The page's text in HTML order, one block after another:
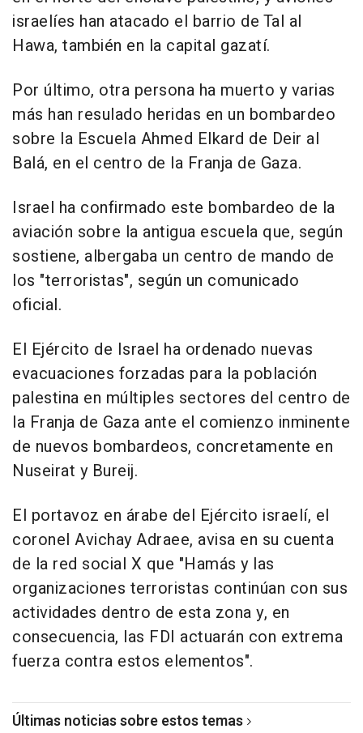
israelíes han atacado el barrio de Tal al
Hawa, también en la capital gazatí.
Por último, otra persona ha muerto y varias
más han resulado heridas en un bombardeo
sobre la Escuela Ahmed Elkard de Deir al
Balá, en el centro de la Franja de Gaza.
Israel ha confirmado este bombardeo de la
aviación sobre la antigua escuela que, según
sostiene, albergaba un centro de mando de
los "terroristas", según un comunicado
oficial.
El Ejército de Israel ha ordenado nuevas
evacuaciones forzadas para la población
palestina en múltiples sectores del centro de
la Franja de Gaza ante el comienzo inminente
de nuevos bombardeos, concretamente en
Nuseirat y Bureij.
El portavoz en árabe del Ejército israelí, el
coronel Avichay Adraee, avisa en su cuenta
de la red social X que "Hamás y las
organizaciones terroristas continúan con sus
actividades dentro de esta zona y, en
consecuencia, las FDI actuarán con extrema
fuerza contra estos elementos".
Últimas noticias sobre estos temas